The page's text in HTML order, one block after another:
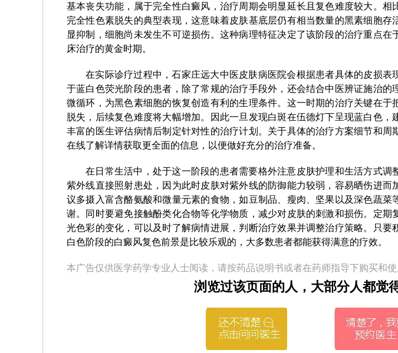
基本丧失功能，属于完全性白癜风，治疗周期会明显延长且复色难度较大。相
完全性色素脱失的典型表现，这意味着皮肤基底层仍有相当数量的黑素细胞存
显抑制，细胞尚未发生不可逆损伤。这种病理特征决定了该阶段的治疗重点在
床治疗的黄金时期。
在实际诊疗过程中，石家庄远大中医皮肤病医院会根据患者具体的皮损表
于蓝白色荧光阶段的患者，除了常规的治疗手段外，还会结合中医辨证施治的
微循环，为黑色素细胞的恢复创造有利的生理条件。这一时期的治疗关键在于
脱失，后续复色难度将大幅增加。因此一旦发现白斑在伍德灯下呈现蓝白色，
丰富的医生评估病情后制定针对性的治疗计划。关于具体的治疗方案细节和周
在线了解详情获取更全面的信息，以便做好充分的治疗准备。
在日常生活中，处于这一阶段的患者需要格外注意皮肤护理和生活方式调
紫外线直接照射患处，因为此时皮肤对紫外线的防御能力较弱，容易晒伤进而
议多摄入富含酪氨酸和微量元素的食物，如豆制品、瘦肉、坚果以及深色蔬菜
谢。同时要避免接触酚类化合物等化学物质，减少对皮肤的刺激和损伤。定期
光色彩的变化，可以及时了解病情进展，判断治疗效果并调整治疗策略。只要
白色阶段的白癜风复色前景是比较乐观的，大多数患者都能获得满意的疗效。
本广告仅供医学药学专业人士阅读，请按药品说明书或者在药师指导下购买和使
浏览过该页面的人，大部分人都觉